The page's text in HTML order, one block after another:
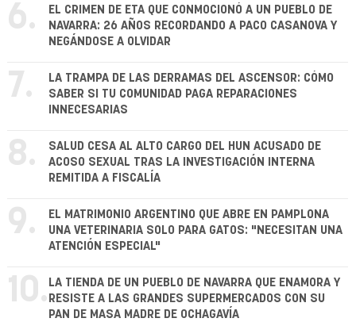
6.
EL CRIMEN DE ETA QUE CONMOCIONÓ A UN PUEBLO DE
NAVARRA: 26 AÑOS RECORDANDO A PACO CASANOVA Y
NEGÁNDOSE A OLVIDAR
7.
LA TRAMPA DE LAS DERRAMAS DEL ASCENSOR: CÓMO
SABER SI TU COMUNIDAD PAGA REPARACIONES
INNECESARIAS
8.
SALUD CESA AL ALTO CARGO DEL HUN ACUSADO DE
ACOSO SEXUAL TRAS LA INVESTIGACIÓN INTERNA
REMITIDA A FISCALÍA
9.
EL MATRIMONIO ARGENTINO QUE ABRE EN PAMPLONA
UNA VETERINARIA SOLO PARA GATOS: "NECESITAN UNA
ATENCIÓN ESPECIAL"
10. LA TIENDA DE UN PUEBLO DE NAVARRA QUE ENAMORA Y
RESISTE A LAS GRANDES SUPERMERCADOS CON SU
PAN DE MASA MADRE DE OCHAGAVÍA